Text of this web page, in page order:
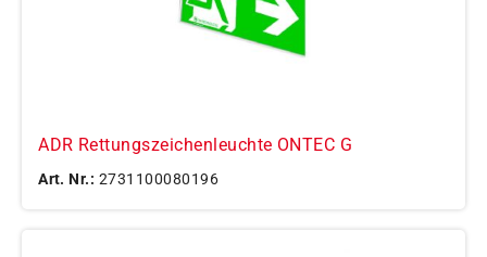
ADR Rettungszeichenleuchte ONTEC G
Art. Nr.: 2731100080196